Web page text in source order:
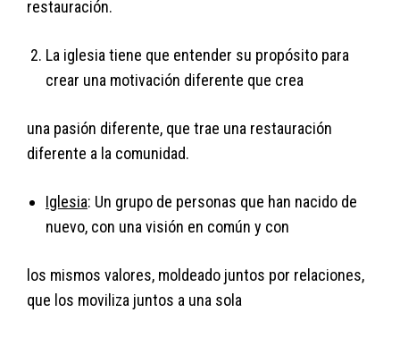
restauración.
La iglesia tiene que entender su propósito para
crear una motivación diferente que crea
una pasión diferente, que trae una restauración
diferente a la comunidad.
Iglesia: Un grupo de personas que han nacido de
nuevo, con una visión en común y con
los mismos valores, moldeado juntos por relaciones,
que los moviliza juntos a una sola